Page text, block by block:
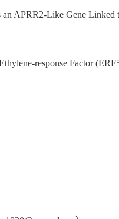
APRR2-Like Gene Linked
response Factor